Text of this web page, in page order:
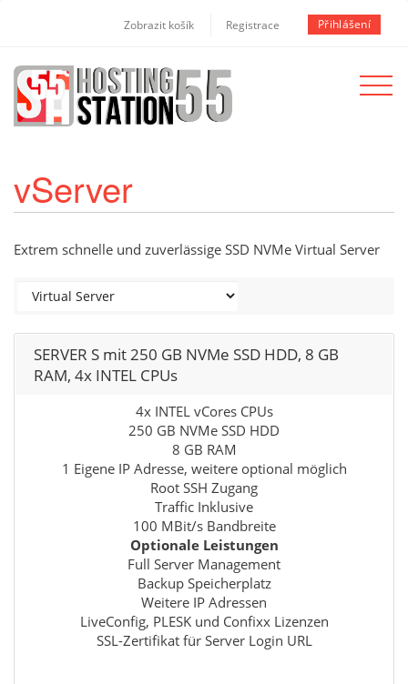
Zobrazit košík Registrace Přihlášení
Toggle
vServer
Extrem schnelle und zuverlässige SSD NVMe Virtual Server
SERVER S mit 250 GB NVMe SSD HDD, 8 GB
RAM, 4x INTEL CPUs
4x INTEL vCores CPUs
250 GB NVMe SSD HDD
8 GB RAM
1 Eigene IP Adresse, weitere optional möglich
Root SSH Zugang
Traffic Inklusive
100 MBit/s Bandbreite
Optionale Leistungen
Full Server Management
Backup Speicherplatz
Weitere IP Adressen
LiveConfig, PLESK und Confixx Lizenzen
SSL-Zertifikat für Server Login URL